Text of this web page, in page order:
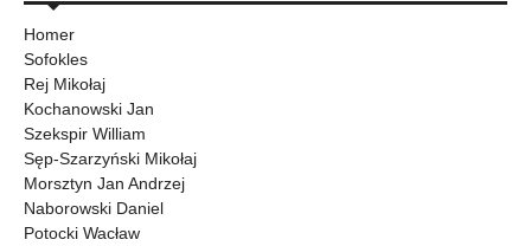
Homer
Sofokles
Rej Mikołaj
Kochanowski Jan
Szekspir William
Sęp-Szarzyński Mikołaj
Morsztyn Jan Andrzej
Naborowski Daniel
Potocki Wacław